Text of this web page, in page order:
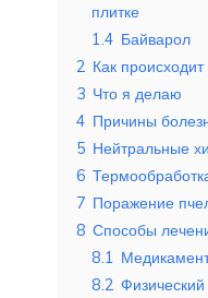
плитке
1.4 Байварол
2 Как
3 Что я делаю
4 Причины
5 Нейтральные
6
7 Поражение
8 Способы
8.1
8.2 Физический